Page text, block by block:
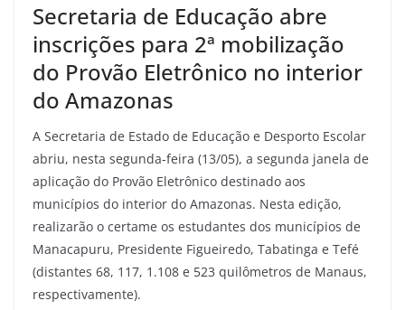
Secretaria de Educação abre
inscrições para 2ª mobilização
do Provão Eletrônico no interior
do Amazonas
A Secretaria de Estado de Educação e Desporto Escolar
abriu, nesta segunda-feira (13/05), a segunda janela de
aplicação do Provão Eletrônico destinado aos
municípios do interior do Amazonas. Nesta edição,
realizarão o certame os estudantes dos municípios de
Manacapuru, Presidente Figueiredo, Tabatinga e Tefé
(distantes 68, 117, 1.108 e 523 quilômetros de Manaus,
respectivamente).